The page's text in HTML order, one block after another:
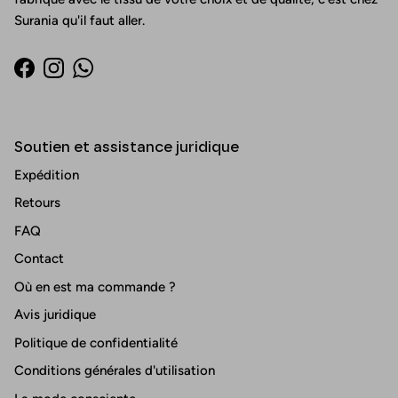
Surania qu'il faut aller.
Facebook
InstagramWhatsApp
Soutien et assistance juridique
Expédition
Retours
FAQ
Contact
Où en est ma commande ?
Avis juridique
Politique de confidentialité
Conditions générales d'utilisation